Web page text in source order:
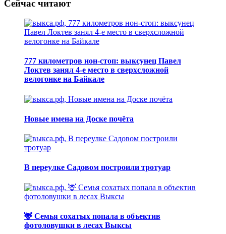
Сейчас читают
777 километров нон-стоп: выксунец Павел
Локтев занял 4-е место в сверхсложной
велогонке на Байкале
Новые имена на Доске почёта
В переулке Садовом построили тротуар
🦌 Семья сохатых попала в объектив
фотоловушки в лесах Выксы